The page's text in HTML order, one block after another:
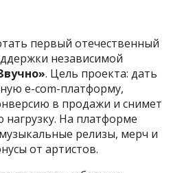
первый отечественный
независимой
. Цель проекта: дать
e-com-платформу,
в продажи и снимет
На платформе
релизы, мерч и
от артистов.